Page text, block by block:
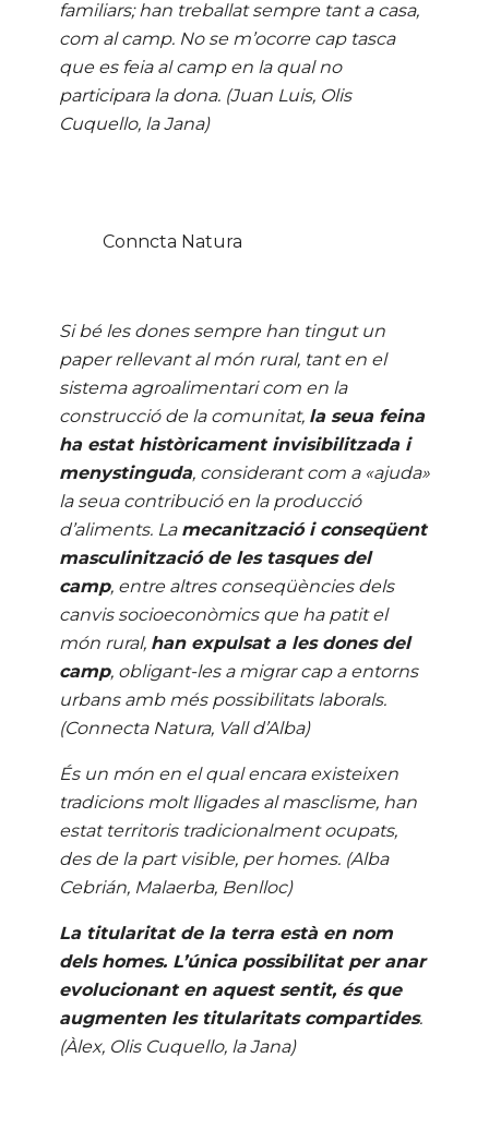
familiars; han treballat sempre tant a casa,
com al camp. No se m’ocorre cap tasca
que es feia al camp en la qual no
participara la dona. (Juan Luis, Olis
Cuquello, la Jana)
Conncta Natura
Si bé les dones sempre han tingut un
paper rellevant al món rural, tant en el
sistema agroalimentari com en la
construcció de la comunitat, la seua feina
ha estat històricament invisibilitzada i
menystinguda, considerant com a «ajuda»
la seua contribució en la producció
d’aliments. La mecanització i conseqüent
masculinització de les tasques del
camp, entre altres conseqüències dels
canvis socioeconòmics que ha patit el
món rural, han expulsat a les dones del
camp, obligant-les a migrar cap a entorns
urbans amb més possibilitats laborals.
(Connecta Natura, Vall d’Alba)
És un món en el qual encara existeixen
tradicions molt lligades al masclisme, han
estat territoris tradicionalment ocupats,
des de la part visible, per homes. (Alba
Cebrián, Malaerba, Benlloc)
La titularitat de la terra està en nom
dels homes. L’única possibilitat per anar
evolucionant en aquest sentit, és que
augmenten les titularitats compartides.
(Àlex, Olis Cuquello, la Jana)